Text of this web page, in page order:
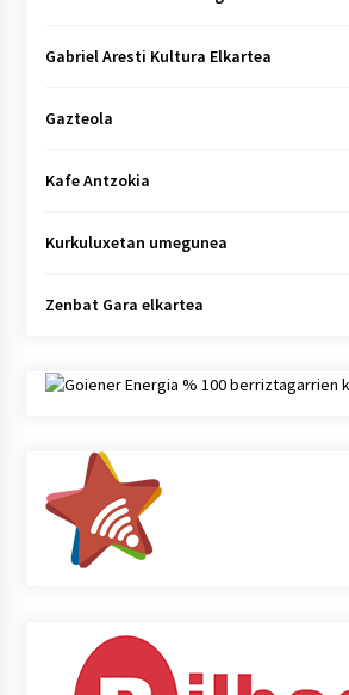
Gabriel Aresti Kultura Elkartea
Gazteola
Kafe Antzokia
Kurkuluxetan umegunea
Zenbat Gara elkartea